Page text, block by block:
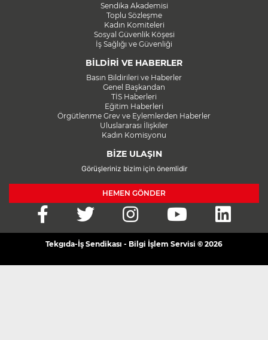
Sendika Akademisi
Toplu Sözleşme
Kadın Komiteleri
Sosyal Güvenlik Köşesi
İş Sağlığı ve Güvenliği
BİLDİRİ VE HABERLER
Basın Bildirileri ve Haberler
Genel Başkandan
TİS Haberleri
Eğitim Haberleri
Örgütlenme Grev ve Eylemlerden Haberler
Uluslararası İlişkiler
Kadın Komisyonu
BİZE ULAŞIN
Görüşleriniz bizim için önemlidir
HEMEN GÖNDER
Tekgıda-İş Sendikası - Bilgi İşlem Servisi © 2026